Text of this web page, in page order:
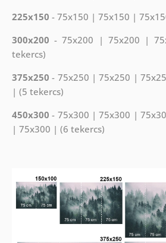
225x150 - 75x150 | 75x150 |
300x200 - 75x200 | 75x200 |
tekercs)
375x250 - 75x250 | 75x250 |
| (5 tekercs)
450x300 - 75x300 | 75x300 |
| 75x300 | (6 tekercs)